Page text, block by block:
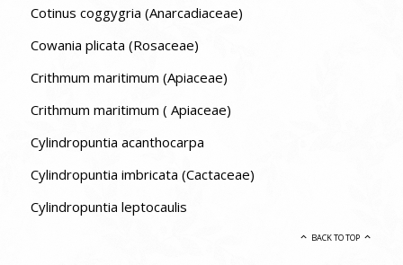
Cotinus coggygria (Anarcadiaceae)
Cowania plicata (Rosaceae)
Crithmum maritimum (Apiaceae)
Crithmum maritimum ( Apiaceae)
Cylindropuntia acanthocarpa
Cylindropuntia imbricata (Cactaceae)
Cylindropuntia leptocaulis
BACK TO TOP